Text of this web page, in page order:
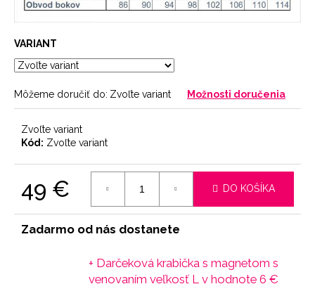
VARIANT
Môžeme doručiť do: Zvoľte variant Možnosti doručenia
Zvoľte variant
Kód: Zvoľte variant
49 € DO KOŠÍKA
Zadarmo od nás dostanete
+ Darčeková krabička s magnetom s
venovaním veľkosť L v hodnote 6 €